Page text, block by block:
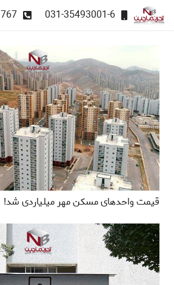
031-35493001-6
قیمت واحدهای مسکن مهر میلیاردی شد!